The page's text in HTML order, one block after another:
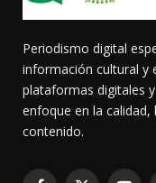
Periodismo digital
información cultural y
plataformas digitales
enfoque en la calidad,
contenido.